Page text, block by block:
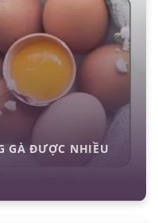
GÀ ĐƯỢC NHIỀU